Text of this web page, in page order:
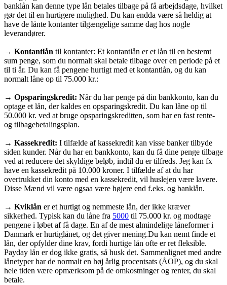
banklån kan denne type lån betales tilbage på få arbejdsdage, hvilket
gør det til en hurtigere mulighed. Du kan endda være så heldig at
have de lånte kontanter tilgængelige samme dag hos nogle
leverandører.
→ Kontantlån til kontanter: Et kontantlån er et lån til en bestemt
sum penge, som du normalt skal betale tilbage over en periode på et
til ti år. Du kan få pengene hurtigt med et kontantlån, og du kan
normalt låne op til 75.000 kr.:
→ Opsparingskredit: Når du har penge på din bankkonto, kan du
optage et lån, der kaldes en opsparingskredit. Du kan låne op til
50.000 kr. ved at bruge opsparingskreditten, som har en fast rente-
og tilbagebetalingsplan.
→ Kassekredit: I tilfælde af kassekredit kan visse banker tilbyde
siden kunder. Når du har en bankkonto, kan du få dine penge tilbage
ved at reducere det skyldige beløb, indtil du er tilfreds. Jeg kan fx
have en kassekredit på 10.000 kroner. I tilfælde af at du har
overtrukket din konto med en kassekredit, vil huslejen være lavere.
Disse Mænd vil være ogsaa være højere end f.eks. og banklån.
→ Kviklån er et hurtigt og nemmeste lån, der ikke kræver
sikkerhed. Typisk kan du låne fra 5000 til 75.000 kr. og modtage
pengene i løbet af få dage. En af de mest almindelige låneformer i
Danmark er hurtiglånet, og det giver mening.Du kan nemt finde et
lån, der opfylder dine krav, fordi hurtige lån ofte er ret fleksible.
Payday lån er dog ikke gratis, så husk det. Sammenlignet med andre
lånetyper har de normalt en høj årlig procentsats (ÅOP), og du skal
hele tiden være opmærksom på de omkostninger og renter, du skal
betale.